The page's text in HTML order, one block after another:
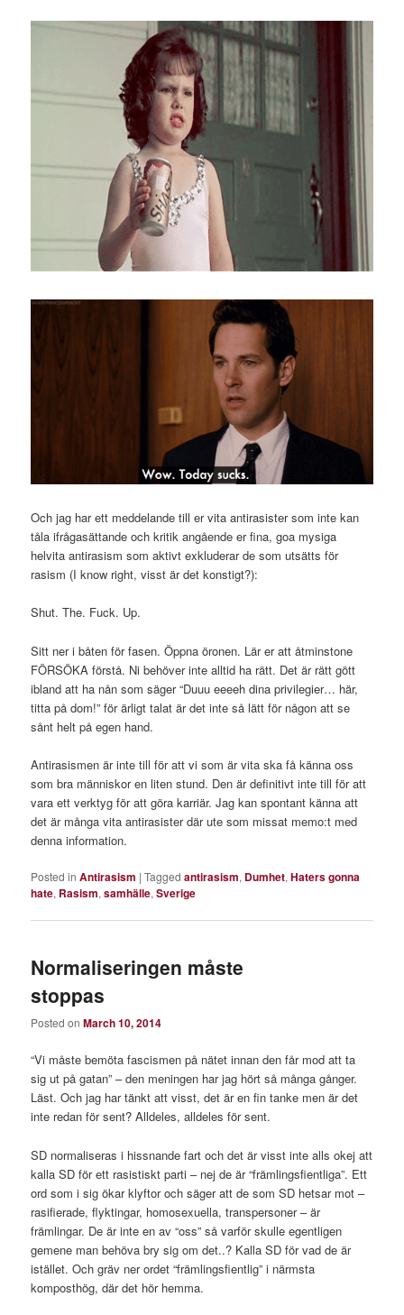
Och jag har ett meddelande till er vita antirasister som inte kan
tåla ifrågasättande och kritik angående er fina, goa mysiga
helvita antirasism som aktivt exkluderar de som utsätts för
rasism (I know right, visst är det konstigt?):
Shut. The. Fuck. Up.
Sitt ner i båten för fasen. Öppna öronen. Lär er att åtminstone
FÖRSÖKA förstå. Ni behöver inte alltid ha rätt. Det är rätt gött
ibland att ha nån som säger “Duuu eeeeh dina privilegier… här,
titta på dom!” för ärligt talat är det inte så lätt för någon att se
sånt helt på egen hand.
Antirasismen är inte till för att vi som är vita ska få känna oss
som bra människor en liten stund. Den är definitivt inte till för att
vara ett verktyg för att göra karriär. Jag kan spontant känna att
det är många vita antirasister där ute som missat memo:t med
denna information.
Posted in Antirasism |Tagged antirasism, Dumhet,Haters gonna
hate, Rasism,samhälle,Sverige
Normaliseringen måste
stoppas
Posted onMarch 10, 2014
“Vi måste bemöta fascismen på nätet innan den får mod att ta
sig ut på gatan” – den meningen har jag hört så många gånger.
Läst. Och jag har tänkt att visst, det är en fin tanke men är det
inte redan för sent? Alldeles, alldeles för sent.
SD normaliseras i hissnande fart och det är visst inte alls okej att
kalla SD för ett rasistiskt parti – nej de är “främlingsfientliga”. Ett
ord som i sig ökar klyftor och säger att de som SD hetsar mot –
rasifierade, flyktingar, homosexuella, transpersoner – är
främlingar. De är inte en av “oss” så varför skulle egentligen
gemene man behöva bry sig om det..? Kalla SD för vad de är
istället. Och gräv ner ordet “främlingsfientlig” i närmsta
komposthög, där det hör hemma.